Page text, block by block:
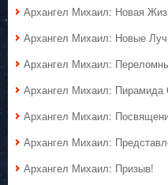
Архангел Михаил: Новая
Архангел Михаил: Новые
Архангел Михаил:
Архангел Михаил: Пирамида
Архангел Михаил:
Архангел Михаил:
Архангел Михаил: Призыв!